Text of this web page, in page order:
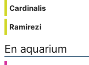
Cardinalis
Ramirezi
En aquarium